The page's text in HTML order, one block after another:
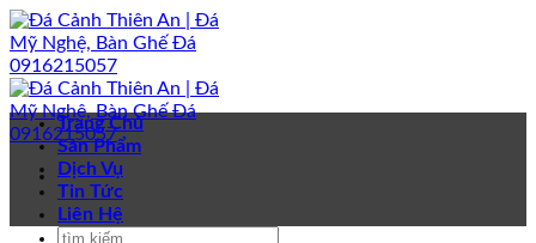
Bỏ
qua
nội
dung
Trang Chủ
Sản Phẩm
Dịch Vụ
Tin Tức
Liên Hệ